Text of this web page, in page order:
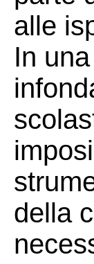
alle
In
della